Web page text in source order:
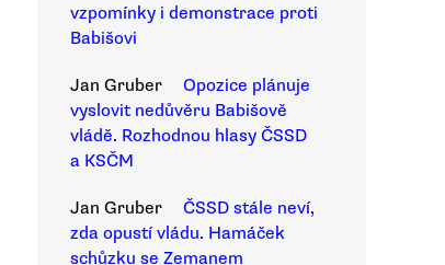
vzpomínky i demonstrace proti
Babišovi
Jan Gruber
Opozice plánuje
vyslovit nedůvěru Babišově
vládě. Rozhodnou hlasy ČSSD
a KSČM
Jan Gruber
ČSSD stále neví,
zda opustí vládu. Hamáček
schůzku se Zemanem